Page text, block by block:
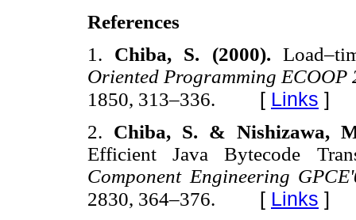
References
1. Chiba, S. (2000).
Oriented Programming ECOOP
1850, 313–336. [ Links ]
2. Chiba, S. & Nishizawa,
Efficient Java Bytecode
Component Engineering
2830, 364–376. [ Links ]